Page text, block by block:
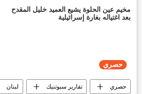
مجموعة بريكس اقتصاد
مخيم عين الحلوة يشيع العميد خليل المقدح
بعد اغتياله بغارة إسرائيلية
حصري
حصري تقارير سبوتنيك لبنان